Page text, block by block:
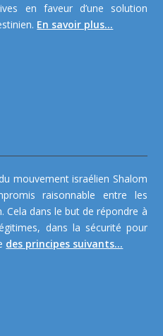
en faveur d’une solution
En savoir plus...
mouvement israélien Shalom
raisonnable entre les
Cela dans le but de répondre à
dans la sécurité pour
des principes suivants...